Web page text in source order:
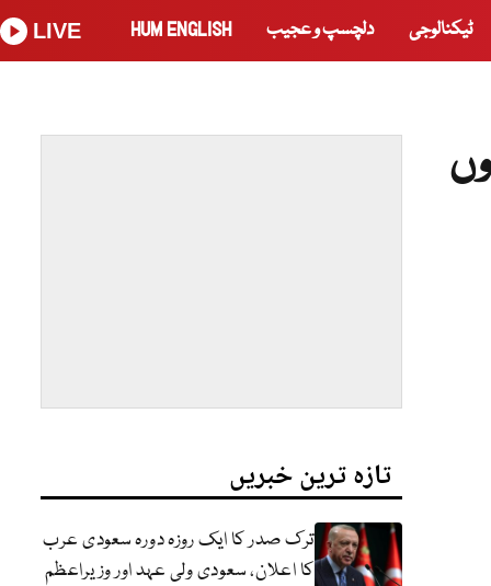
ٹیکنالوجی دلچسپ و عجیب HUM ENGLISH
LIVE
تازہ ترین خبریں
ترک صدر کا ایک روزہ دورہ سعودی عرب
کا اعلان، سعودی ولی عہد اور وزیراعظم